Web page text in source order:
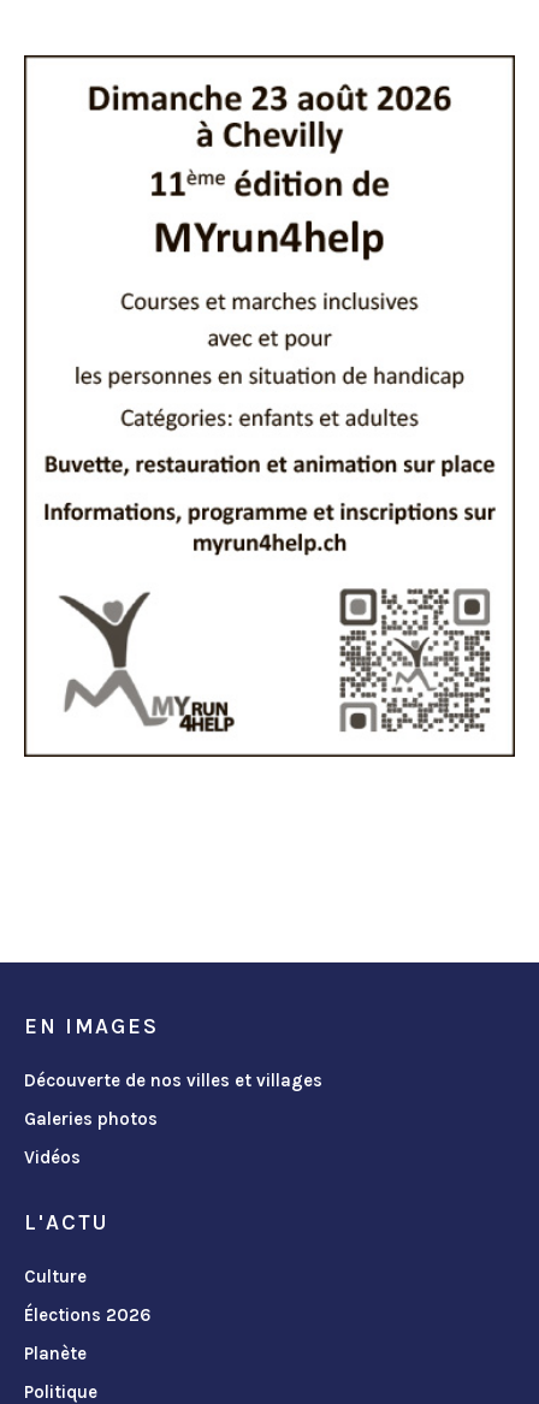
EN IMAGES
Découverte de nos villes et villages
Galeries photos
Vidéos
L'ACTU
Culture
Élections 2026
Planète
Politique